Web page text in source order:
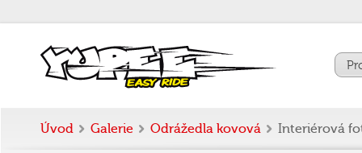
Úvod Galerie Odrážedla kovová Interiérová